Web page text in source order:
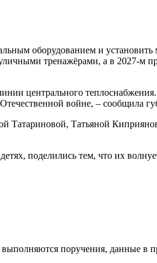
оборудованием и установить
тренажёрами, а в 2027-м
центрального
войне, – сообщила
Татариновой, Татьяной
поделились тем, что их
поручения, данные в